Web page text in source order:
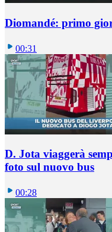
Diomandé: primo
00:31
D. Jota viaggerà
foto sul nuovo bus
00:28